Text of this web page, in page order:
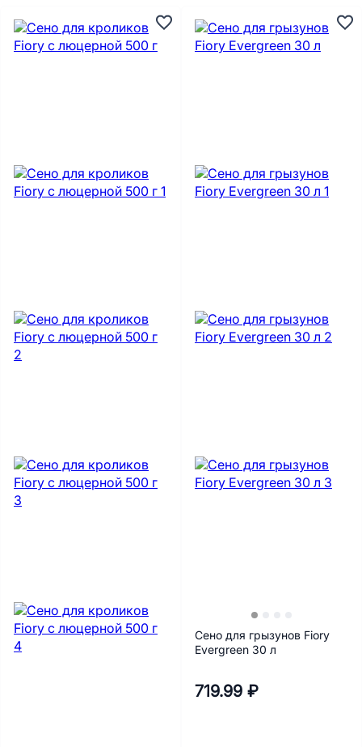
Сено для грызунов Fiory
Evergreen 30 л
719.99 ₽